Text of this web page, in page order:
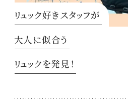
リュック好きスタッフが
大人に似合う
リュックを発見！